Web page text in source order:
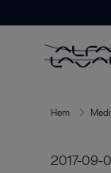
Hem
2017-09-